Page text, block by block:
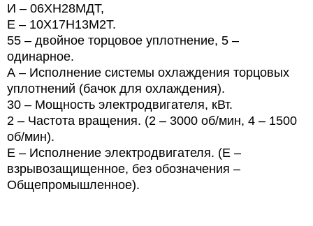
И – 06ХН28МДТ,
Е – 10Х17Н13М2Т.
55 – двойное торцовое уплотнение, 5 –
одинарное.
А – Исполнение системы охлаждения торцовых
уплотнений (бачок для охлаждения).
30 – Мощность электродвигателя, кВт.
2 – Частота вращения. (2 – 3000 об/мин, 4 – 1500
об/мин).
Е – Исполнение электродвигателя. (Е –
взрывозащищенное, без обозначения –
Общепромышленное).